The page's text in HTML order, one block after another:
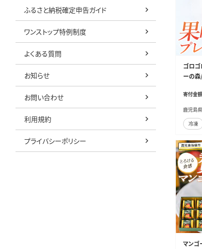
ふるさと納税確定申告ガイド
ワンストップ特例制度
よくある質問
お知らせ
お問い合わせ
利用規約
プライバシーポリシー
ゴロゴ
ーの
寄付金額
鹿児島
冷凍
マンゴ